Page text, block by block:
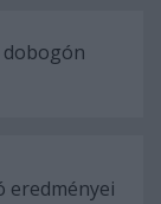
eredményei